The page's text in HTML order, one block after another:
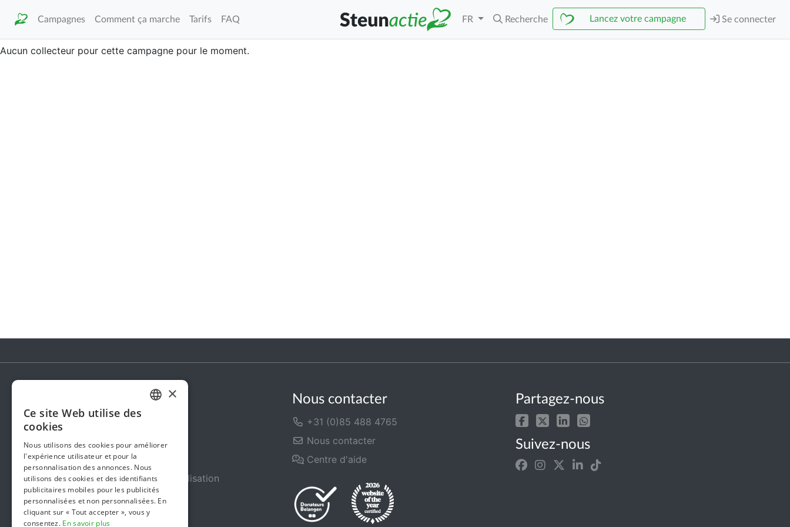
Campagnes Comment ça marche Tarifs FAQ FR Recherche Lancez votre campagne Se connecter
Aucun collecteur pour cette campagne pour le moment.
Dans les médias
Sécurité et fiabilité
Conditions Générales d’Utilisation
Confidentialité
Gestion des cookies
Nous contacter
+31 (0)85 488 4765
Nous contacter
Centre d'aide
Partagez-nous
Suivez-nous
×
Ce site Web utilise des
cookies
Nous utilisons des cookies pour améliorer
l'expérience utilisateur et pour la
personnalisation des annonces. Nous
utilisons des cookies et des identifiants
publicitaires mobiles pour les publicités
personnalisées et non personnalisées. En
cliquant sur « Tout accepter », vous y
consentez. En savoir plus